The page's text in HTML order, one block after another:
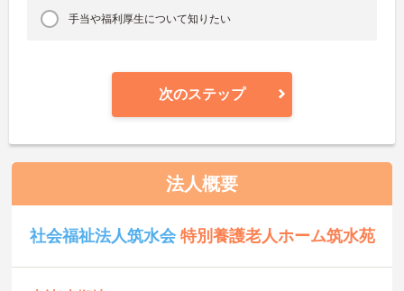
手当や福利厚生について知りたい
次のステップ
法人概要
社会福祉法人筑水会特別養護老人ホーム筑水苑